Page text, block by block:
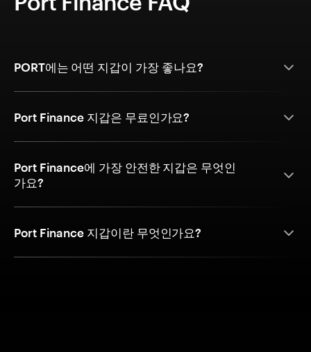
PORT에는 어떤 지갑이 가장 좋나요?
Port Finance 지갑은 무료인가요?
Port Finance에 가장 안전한 지갑은 무엇인
가요?
Port Finance 지갑이란 무엇인가요?